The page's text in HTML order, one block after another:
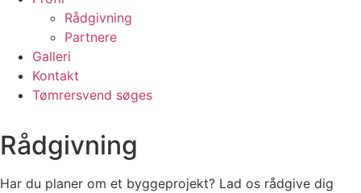
Rådgivning
Partnere
Galleri
Kontakt
Tømrersvend søges
Rådgivning
Har du planer om et byggeprojekt? Lad os rådgive dig